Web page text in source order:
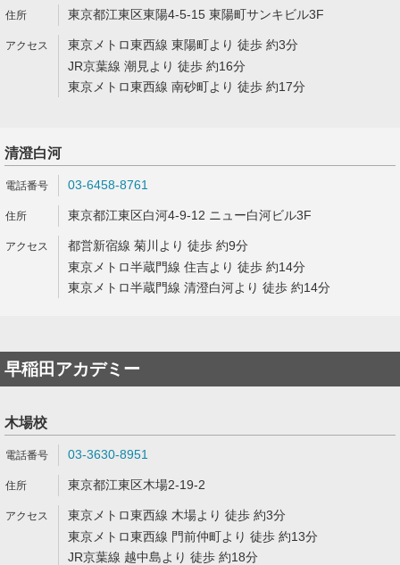
東京都江東区東陽4-5-15 東陽町サンキビル3F
東京メトロ東西線 東陽町より 徒歩 約3分
JR京葉線 潮見より 徒歩 約16分
東京メトロ東西線 南砂町より 徒歩 約17分
清澄白河
03-6458-8761
東京都江東区白河4-9-12 ニュー白河ビル3F
都営新宿線 菊川より 徒歩 約9分
東京メトロ半蔵門線 住吉より 徒歩 約14分
東京メトロ半蔵門線 清澄白河より 徒歩 約14分
早稲田アカデミー
木場校
03-3630-8951
東京都江東区木場2-19-2
東京メトロ東西線 木場より 徒歩 約3分
東京メトロ東西線 門前仲町より 徒歩 約13分
JR京葉線 越中島より 徒歩 約18分